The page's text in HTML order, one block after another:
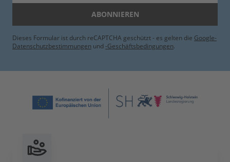
ABONNIEREN
Dieses Formular ist durch reCAPTCHA geschützt - es gelten die Google-
Datenschutzbestimmungen und -Geschäftsbedingungen.